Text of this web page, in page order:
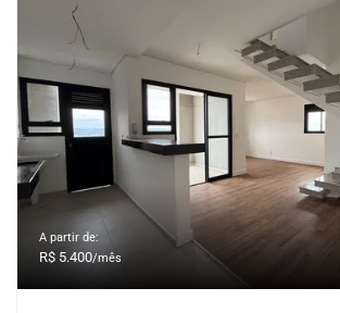
A partir de:
R$ 5.400/mês